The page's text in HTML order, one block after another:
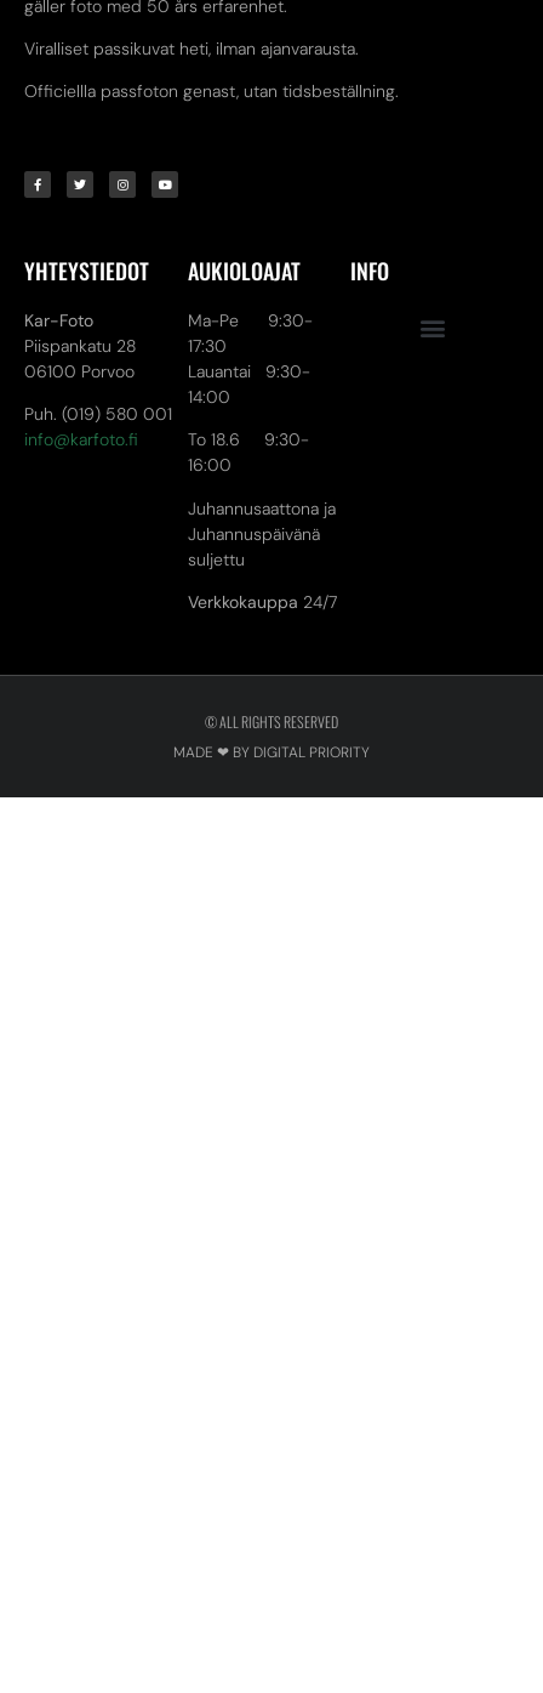
gäller foto med 50 års erfarenhet.
Viralliset passikuvat heti, ilman ajanvarausta.
Officiellla passfoton genast, utan tidsbeställning.
YHTEYSTIEDOT
Kar-Foto
Piispankatu 28
06100 Porvoo
Puh. (019) 580 001
info@karfoto.fi
AUKIOLOAJAT
Ma-Pe 9:30-
17:30
Lauantai 9:30-
14:00
To 18.6 9:30-
16:00
Juhannusaattona ja
Juhannuspäivänä
suljettu
Verkkokauppa 24/7
INFO
© ALL RIGHTS RESERVED
MADE ❤ BY DIGITAL PRIORITY